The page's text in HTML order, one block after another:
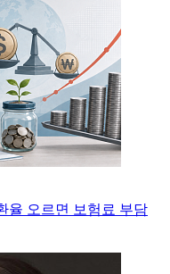
율 오르면 보험료 부담